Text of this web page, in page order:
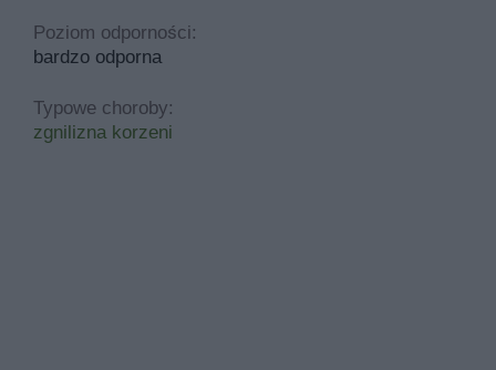
Poziom odporności:
bardzo odporna
Typowe choroby:
zgnilizna korzeni